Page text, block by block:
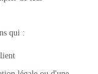
qui :